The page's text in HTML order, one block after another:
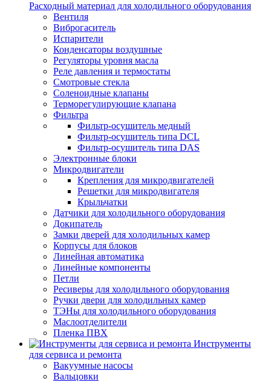
Расходный материал для холодильного оборудования
Вентиля
Виброгаситель
Испарители
Конденсаторы воздушные
Регуляторы уровня масла
Реле давления и термостаты
Смотровые стекла
Соленоидные клапаны
Терморегулирующие клапана
Фильтра
Фильтр-осушитель медный
Фильтр-осушитель типа DCL
Фильтр-осушитель типа DAS
Электронные блоки
Микродвигатели
Крепления для микродвигателей
Решетки для микродвигателя
Крыльчатки
Датчики для холодильного оборудования
Докипатель
Замки дверей для холодильных камер
Корпусы для блоков
Линейная автоматика
Линейные компоненты
Петли
Ресиверы для холодильного оборудования
Ручки двери для холодильных камер
ТЭНы для холодильного оборудования
Маслоотделители
Пленка ПВХ
Инструменты
для сервиса и ремонта
Вакуумные насосы
Вальцовки